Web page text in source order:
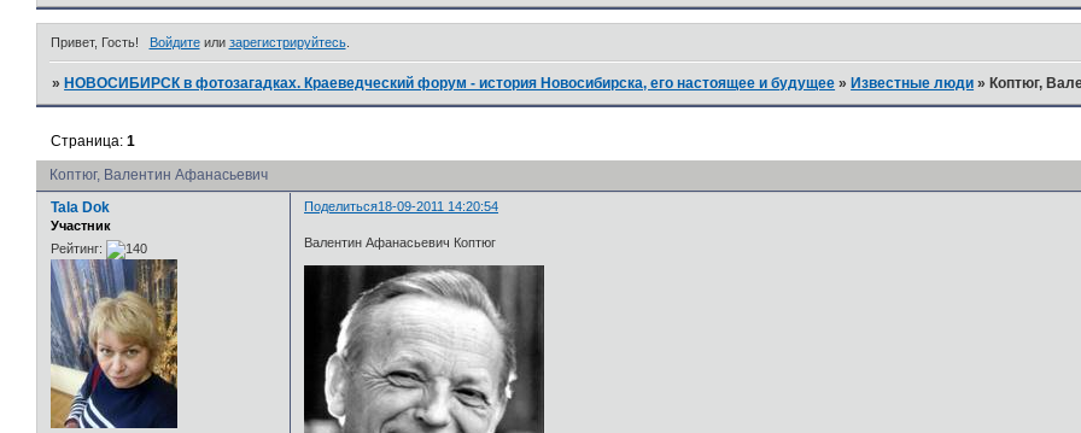
Привет, Гость! Войдитеили зарегистрируйтесь.
»НОВОСИБИРСК в фотозагадках. Краеведческий форум - история Новосибирска, его настоящее и будущее »Известные люди »Коптюг,
Коптюг, Валентин Афанасьевич
Страница:1
Поделиться18-09-2011 14:20:54
Tala Dok
Участник
Рейтинг:
Валентин Афанасьевич Коптюг